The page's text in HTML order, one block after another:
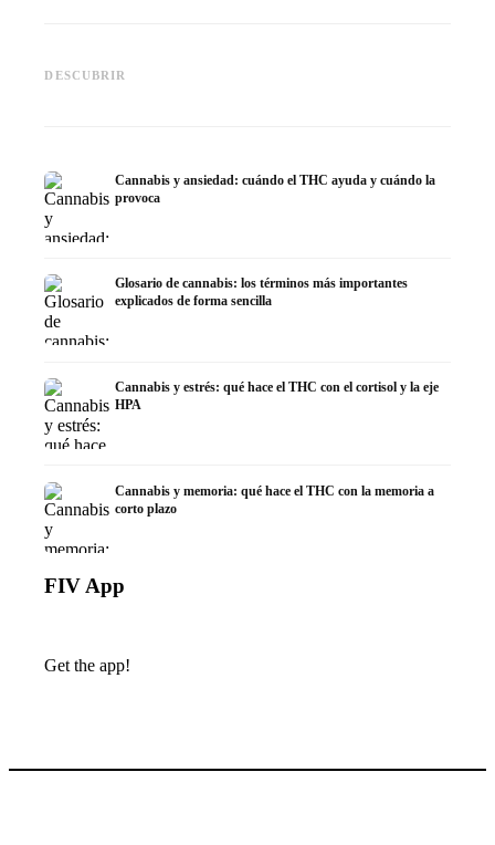
DESCUBRIR
la investigación
Cannabis y ansiedad: cuándo el THC ayuda y cuándo la
provoca
Glosario de cannabis: los términos más importantes
explicados de forma sencilla
Cannabis y estrés: qué hace el THC con el cortisol y la eje
HPA
Cannabis y memoria: qué hace el THC con la memoria a
corto plazo
FIV App
Get the app!